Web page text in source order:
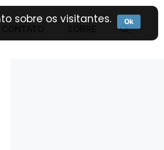
sobre os visitantes. Ok